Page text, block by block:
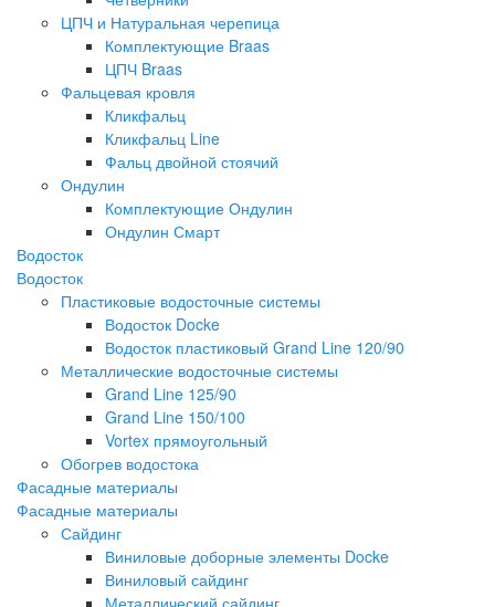
ЦПЧ и Натуральная черепица
Комплектующие Braas
ЦПЧ Braas
Фальцевая кровля
Кликфальц
Кликфальц Line
Фальц двойной стоячий
Ондулин
Комплектующие Ондулин
Ондулин Смарт
Водосток
Водосток
Пластиковые водосточные системы
Водосток Docke
Водосток пластиковый Grand Line 120/90
Металлические водосточные системы
Grand Line 125/90
Grand Line 150/100
Vortex прямоугольный
Обогрев водостока
Фасадные материалы
Фасадные материалы
Сайдинг
Виниловые доборные элементы Docke
Виниловый сайдинг